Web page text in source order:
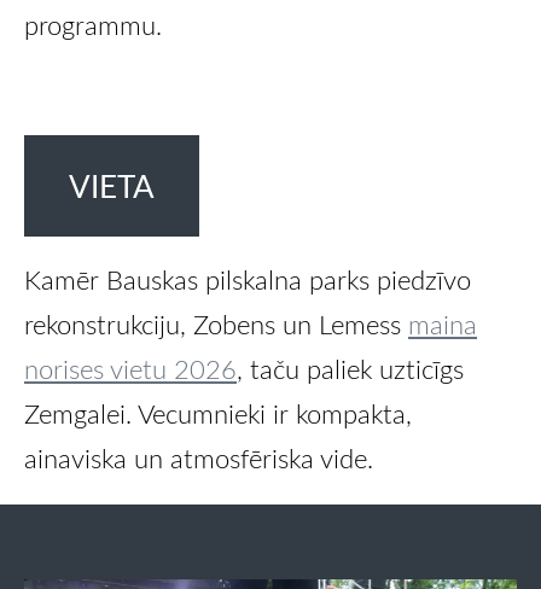
programmu.
VIETA
Kamēr Bauskas pilskalna parks piedzīvo
rekonstrukciju, Zobens un Lemess maina
norises vietu 2026, taču paliek uzticīgs
Zemgalei. Vecumnieki ir kompakta,
ainaviska un atmosfēriska vide.